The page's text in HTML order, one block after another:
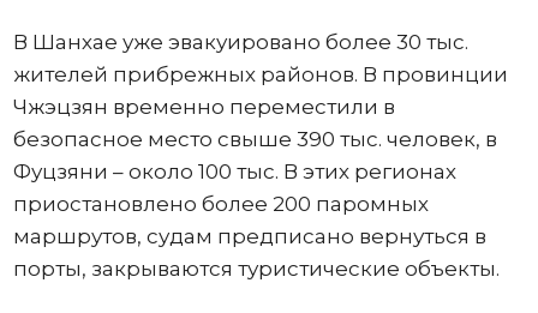
В Шанхае уже эвакуировано более 30 тыс.
жителей прибрежных районов. В провинции
Чжэцзян временно переместили в
безопасное место свыше 390 тыс. человек, в
Фуцзяни – около 100 тыс. В этих регионах
приостановлено более 200 паромных
маршрутов, судам предписано вернуться в
порты, закрываются туристические объекты.